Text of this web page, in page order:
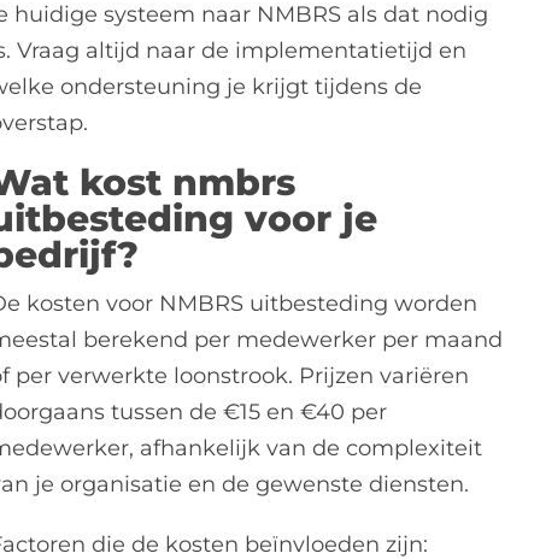
huidige systeem naar NMBRS als dat nodig
Vraag altijd naar de implementatietijd en
ondersteuning je krijgt tijdens de
kost nmbrs
voor je
kosten voor NMBRS uitbesteding worden
berekend per medewerker per maand
per verwerkte loonstrook. Prijzen variëren
tussen de €15 en €40 per
afhankelijk van de complexiteit
je organisatie en de gewenste diensten.
die de kosten beïnvloeden zijn: